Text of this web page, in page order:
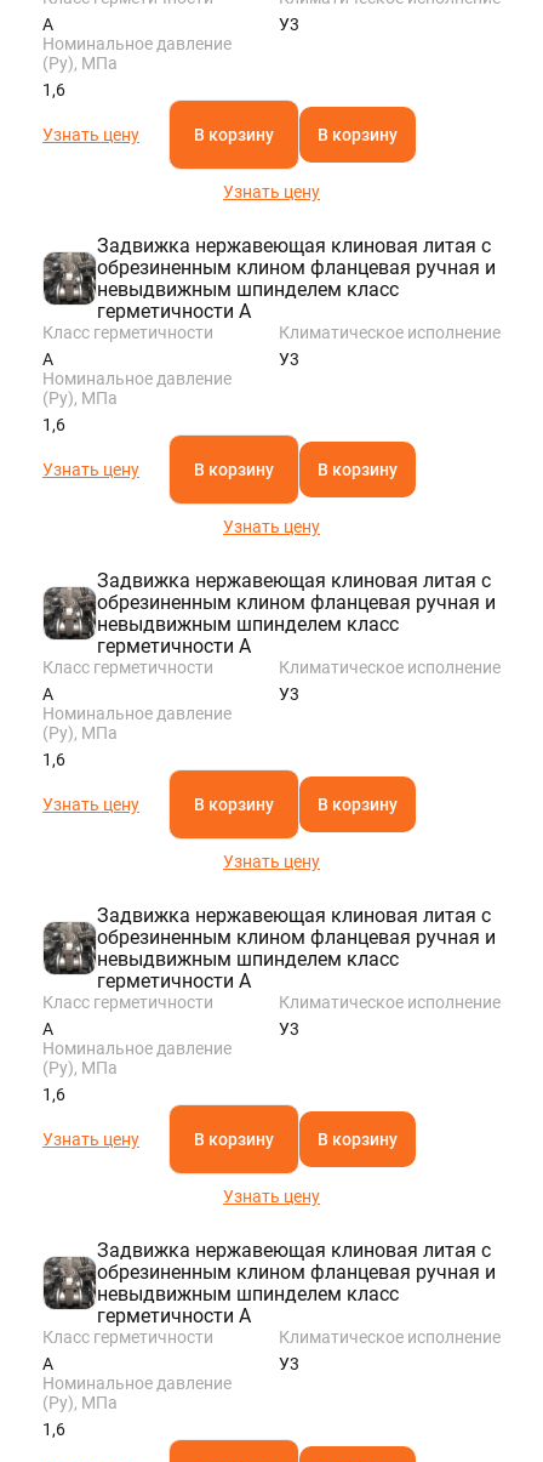
A
У3
Номинальное давление
(Ру), МПа
1,6
Узнать цену В корзину В корзину
Узнать цену
Задвижка нержавеющая клиновая литая с
обрезиненным клином фланцевая ручная и
невыдвижным шпинделем класс
герметичности A
Класс герметичности
A
Климатическое исполнение
У3
Номинальное давление
(Ру), МПа
1,6
Узнать цену В корзину В корзину
Узнать цену
Задвижка нержавеющая клиновая литая с
обрезиненным клином фланцевая ручная и
невыдвижным шпинделем класс
герметичности A
Класс герметичности
A
Климатическое исполнение
У3
Номинальное давление
(Ру), МПа
1,6
Узнать цену В корзину В корзину
Узнать цену
Задвижка нержавеющая клиновая литая с
обрезиненным клином фланцевая ручная и
невыдвижным шпинделем класс
герметичности A
Класс герметичности
A
Климатическое исполнение
У3
Номинальное давление
(Ру), МПа
1,6
Узнать цену В корзину В корзину
Узнать цену
Задвижка нержавеющая клиновая литая с
обрезиненным клином фланцевая ручная и
невыдвижным шпинделем класс
герметичности A
Класс герметичности
A
Климатическое исполнение
У3
Номинальное давление
(Ру), МПа
1,6